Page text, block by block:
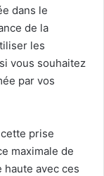
dans le
de la
les
vous souhaitez
par vos
prise
maximale de
haute avec ces